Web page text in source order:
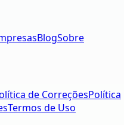
BlogSobre
de CorreçõesPolítica
Termos de Uso